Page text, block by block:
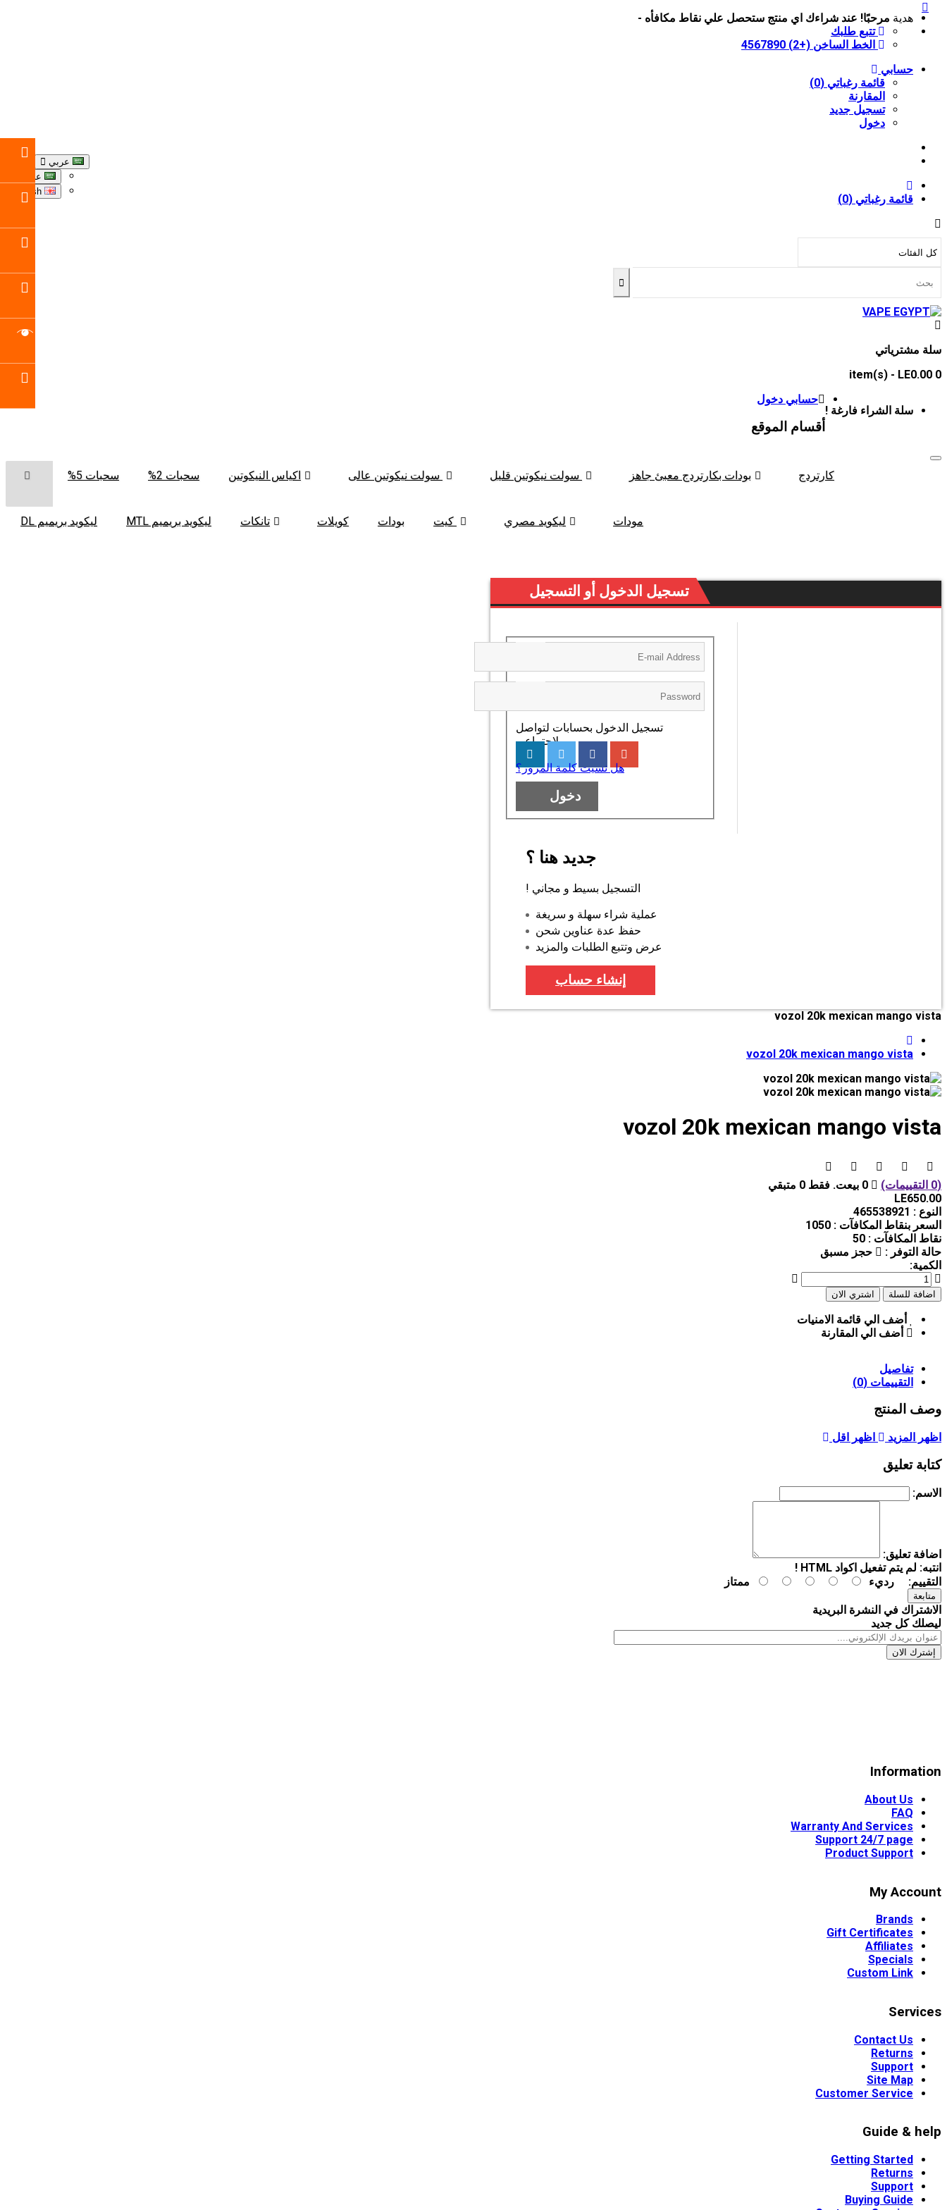
هدية مرحبًا! عند شراءك اي منتج ستحصل علي نقاط مكافأه -
تتبع طلبك
الخط الساخن (+2) 4567890
حسابي
قائمة رغباتي (0)
المقارنة
تسجيل جديد
دخول
عربي
عربي
قائمة رغباتي (0)
سلة مشترياتي
0
- LE0.00
سلة الشراء فارغة !
حسابي دخول
أقسام الموقع
سحبات 5% سحبات 2% اكياس النيكوتين سولت نيكوتين عالى سولت نيكوتين قليل بودات بكارتردج معبئ جاهز كارتردج
ليكويد بريميم DL ليكويد بريميم MTL تانكات كويلات بودات كيت ليكويد مصري مودات
تسجيل الدخول أو التسجيل
تسجيل الدخول بحسابات لتواصل
لاجتماعي
هل نسيت كلمة المرور؟
دخول
جديد هنا ؟
التسجيل بسيط و مجاني !
عملية شراء سهلة و سريغة
حفظ عدة عناوين شحن
عرض وتتبع الطلبات والمزيد
إنشاء حساب
vozol 20k mexican mango vista
vozol 20k mexican mango vista
vozol 20k mexican mango vista
(0 التقييمات)
LE650.00
النوع : 465538921
السعر بنقاط المكافآت :
نقاط المكافآت :
حالة التوفر :
حجز مسبق
الكمية:
أضف الي قائمة الامنيات
أضف الي المقارنة
تفاصيل
التقييمات (0)
وصف المنتج
اظهر المزيد اظهر اقل
كتابة تعليق
الاسم:
اضافة تعليق:
انتبه: لم يتم تفعيل اكواد HTML !
التقييم: رديء ممتاز
متابعة
الاشتراك في النشرة البريدية
ليصلك كل جديد
إشترك الان
Information
About Us
FAQ
Warranty And Services
Support 24/7 page
Product Support
My Account
Brands
Gift Certificates
Affiliates
Specials
Custom Link
Services
Contact Us
Returns
Support
Site Map
Customer Service
Guide & help
Getting Started
Returns
Support
Buying Guide